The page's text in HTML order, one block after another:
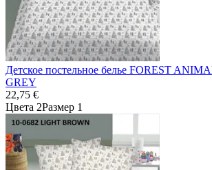
Детское постельное белье FOREST
GREY
22,75 €
Цвета 2Размер 1